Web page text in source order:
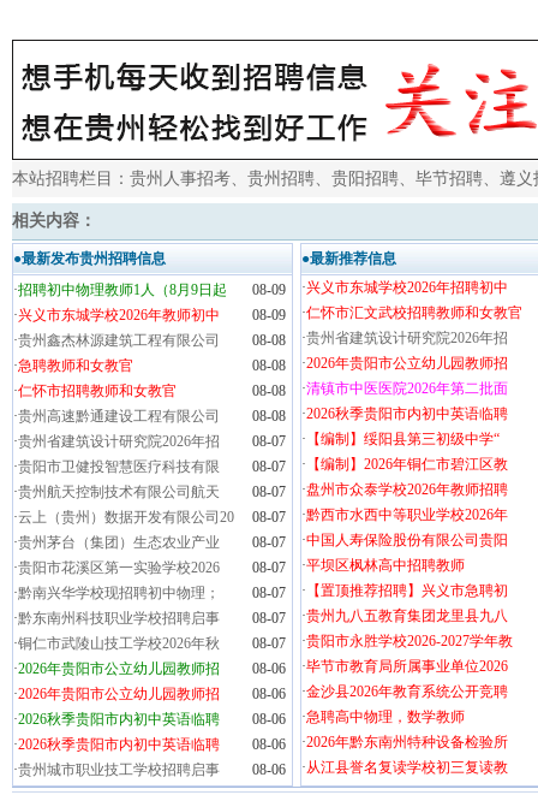
本站招聘栏目： 贵州人事招考、 贵州招聘、 贵阳招聘、 毕节招聘、 遵义
相关内容：
●最新发布贵州招聘信息
·招聘初中物理教师1人（8月9日起
08-09
·兴义市东城学校2026年教师初中
08-09
·贵州鑫杰林源建筑工程有限公司
08-08
·急聘教师和女教官
08-08
·仁怀市招聘教师和女教官
08-08
·贵州高速黔通建设工程有限公司
08-08
·贵州省建筑设计研究院2026年招
08-07
·贵阳市卫健投智慧医疗科技有限
08-07
·贵州航天控制技术有限公司航天
08-07
·云上（贵州）数据开发有限公司20
08-07
·贵州茅台（集团）生态农业产业
08-07
·贵阳市花溪区第一实验学校2026
08-07
·黔南兴华学校现招聘初中物理；
08-07
·黔东南州科技职业学校招聘启事
08-07
·铜仁市武陵山技工学校2026年秋
08-07
·2026年贵阳市公立幼儿园教师招
08-06
·2026年贵阳市公立幼儿园教师招
08-06
·2026秋季贵阳市内初中英语临聘
08-06
·2026秋季贵阳市内初中英语临聘
08-06
·贵州城市职业技工学校招聘启事 08-06
●最新推荐信息
·兴义市东城学校2026年招聘初中
·仁怀市汇文武校招聘教师和女教官
·贵州省建筑设计研究院2026年招
·2026年贵阳市公立幼儿园教师招
·清镇市中医医院2026年第二批面
·2026秋季贵阳市内初中英语临聘
· 【编制】绥阳县第三初级中学“
· 【编制】2026年铜仁市碧江区教
·盘州市众泰学校2026年教师招聘
·黔西市水西中等职业学校2026年
·中国人寿保险股份有限公司贵阳
·平坝区枫林高中招聘教师
· 【置顶推荐招聘】兴义市急聘初
·贵州九八五教育集团龙里县九八
·贵阳市永胜学校2026-2027学年教
·毕节市教育局所属事业单位2026
·金沙县2026年教育系统公开竞聘
·急聘高中物理，数学教师
·2026年黔东南州特种设备检验所
·从江县誉名复读学校初三复读教